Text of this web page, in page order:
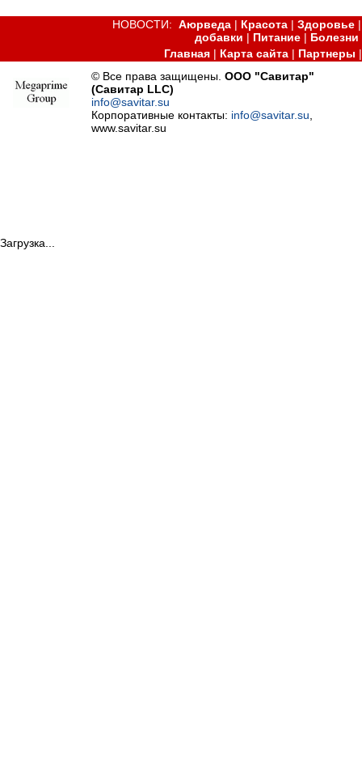
НОВОСТИ:Аюрведа | Красота |Здоровье
добавки | Питание| Болезни
Главная| Карта сайта| Партнеры
© Все права защищены.ООО "Савитар"
(Савитар LLC)
info@savitar.su
Корпоративные контакты: info@savitar.su
www.savitar.su
Загрузка...